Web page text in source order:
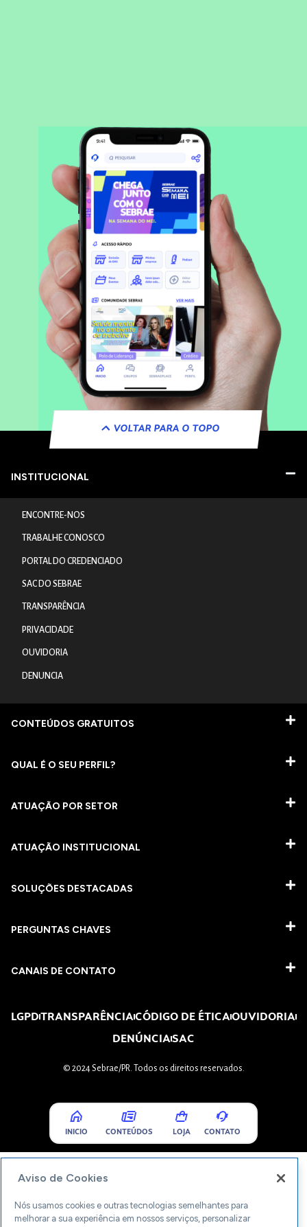
VOLTAR PARA O TOPO
INSTITUCIONAL
ENCONTRE-NOS
TRABALHE CONOSCO
PORTAL DO CREDENCIADO
SAC DO SEBRAE
TRANSPARÊNCIA
PRIVACIDADE
OUVIDORIA
DENUNCIA
CONTEÚDOS GRATUITOS
QUAL É O SEU PERFIL?
ATUAÇÃO POR SETOR
ATUAÇÃO INSTITUCIONAL
SOLUÇÕES DESTACADAS
PERGUNTAS CHAVES​
CANAIS DE CONTATO
LGPDTRANSPARÊNCIACÓDIGO DE ÉTICAOUVIDORIA
DENÚNCIASAC
© 2024 Sebrae/PR. Todos os direitos reservados.
INICIO CONTEÚDOS LOJA CONTATO
Aviso de Cookies
Nós usamos cookies e outras tecnologias semelhantes para
melhorar a sua experiência em nossos serviços, personalizar